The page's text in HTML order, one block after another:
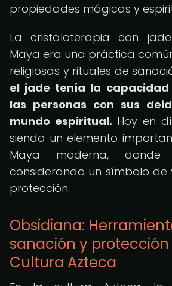
propiedades mágicas y
La cristaloterapia con
Maya era una práctica
religiosas y rituales de
el jade tenía la
las personas con sus
mundo espiritual. Hoy en
siendo un elemento
Maya moderna,
considerando un símbolo de
protección.
Obsidiana:
sanación y protección
Cultura Azteca